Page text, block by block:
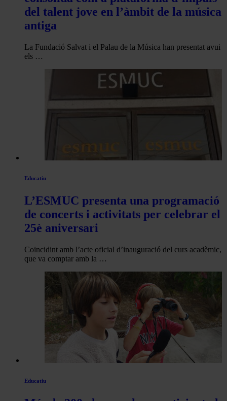
del talent jove en l’àmbit de la música
antiga
La Fundació Salvat i el Palau de la Música han presentat avui
els …
Educatiu
L’ESMUC presenta una programació
de concerts i activitats per celebrar el
25è aniversari
Coincidint amb l’acte oficial d’inauguració del curs acadèmic,
que va comptar amb la …
Educatiu